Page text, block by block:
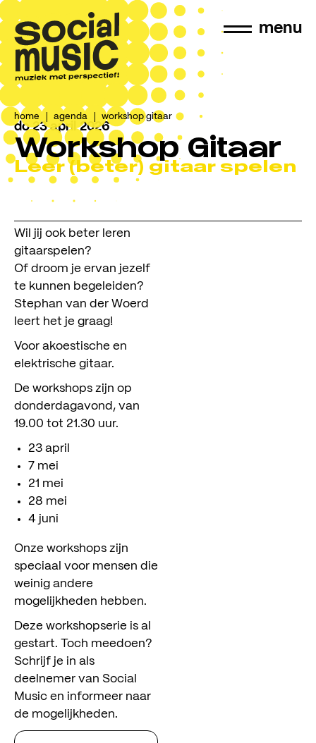
menu
home agenda workshop gitaar
do 23 april 2026
Workshop Gitaar
Leer (beter) gitaar spelen
Wil jij ook beter leren
gitaarspelen?
Of droom je ervan jezelf
te kunnen begeleiden?
Stephan van der Woerd
leert het je graag!
Voor akoestische en
elektrische gitaar.
De workshops zijn op
donderdagavond, van
19.00 tot 21.30 uur.
23 april
7 mei
21 mei
28 mei
4 juni
Onze workshops zijn
speciaal voor mensen die
weinig andere
mogelijkheden hebben.
Deze workshopserie is al
gestart. Toch meedoen?
Schrijf je in als
deelnemer van Social
Music en informeer naar
de mogelijkheden.